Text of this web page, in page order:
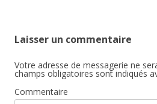
Laisser un commentaire
Votre adresse de messagerie ne
champs obligatoires sont indiqués
Commentaire